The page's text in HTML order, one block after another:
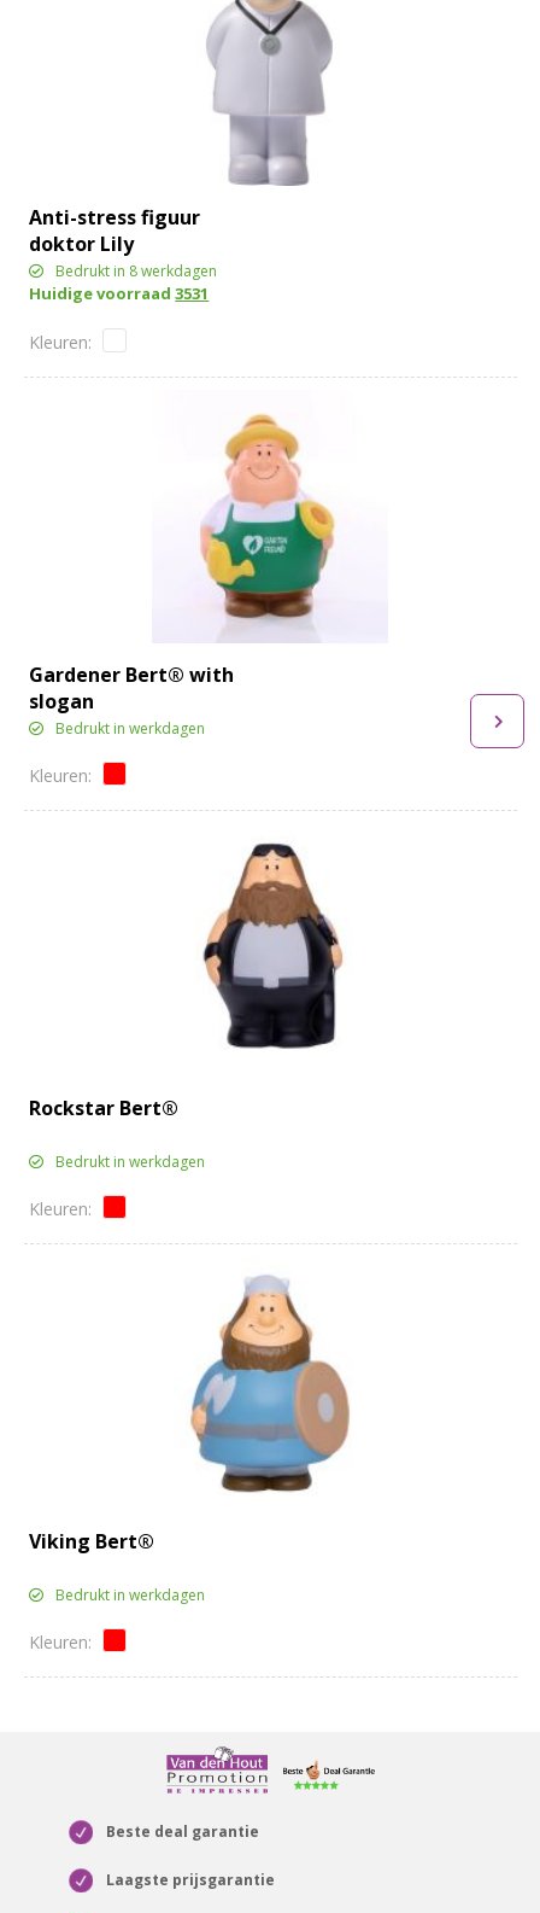
Anti-stress figuur
doktor Lily
Bedrukt in 8 werkdagen
Huidige voorraad3531
Gardener Bert® with
slogan
Bedrukt in werkdagen
Rockstar Bert®
Bedrukt in werkdagen
Viking Bert®
Bedrukt in werkdagen
Beste deal garantie
Laagste prijsgarantie